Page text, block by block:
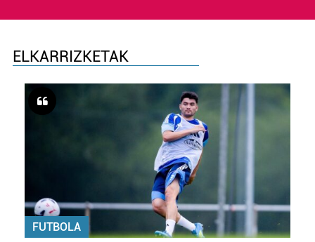
ELKARRIZKETAK
FUTBOLA